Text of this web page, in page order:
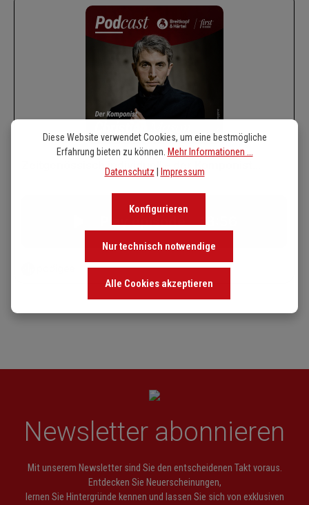
Newsletter abonnieren
Mit unserem Newsletter sind Sie den entscheidenen Takt voraus.
Entdecken Sie Neuerscheinungen,
lernen Sie Hintergründe kennen und lassen Sie sich von exklusiven
Diese Website verwendet Cookies, um eine bestmögliche
Erfahrung bieten zu können. Mehr Informationen ...
Datenschutz | Impressum
Nur technisch notwendige
Konfigurieren
Alle Cookies akzeptieren